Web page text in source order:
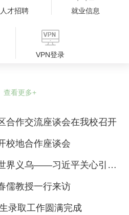
人才招聘 就业信息
VPN登录
查看更多+
合作交流座谈会在我校召开
校地合作座谈会
我校党员干部收看《世界义乌——习近平关心引领义乌发展》专题片引发热烈反响
儒教授一行来访
录取工作圆满完成